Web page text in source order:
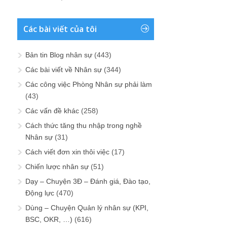
Các bài viết của tôi
Bản tin Blog nhân sự (443)
Các bài viết về Nhân sự (344)
Các công việc Phòng Nhân sự phải làm
(43)
Các vấn đề khác (258)
Cách thức tăng thu nhập trong nghề
Nhân sự (31)
Cách viết đơn xin thôi việc (17)
Chiến lược nhân sự (51)
Dạy – Chuyện 3Đ – Đánh giá, Đào tạo,
Động lực (470)
Dùng – Chuyện Quản lý nhân sự (KPI,
BSC, OKR, …) (616)